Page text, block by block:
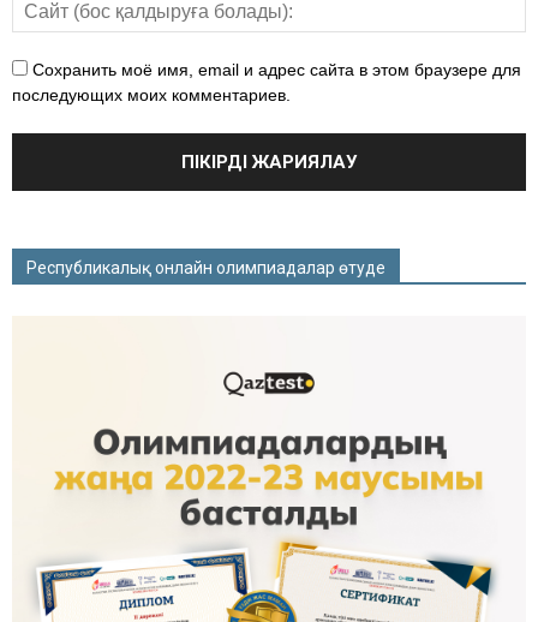
Сохранить моё имя, email и адрес сайта в этом браузере для
последующих моих комментариев.
Республикалық онлайн олимпиадалар өтуде